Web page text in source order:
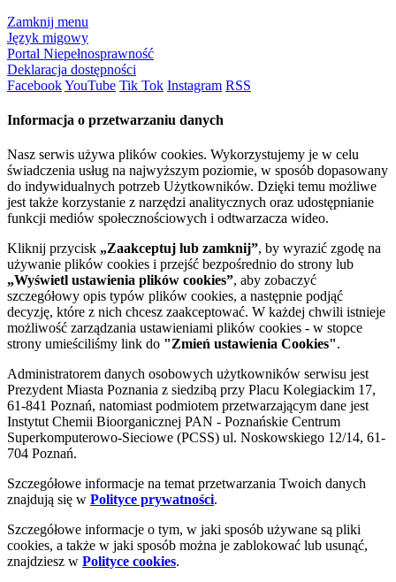
Zamknij menu
Język migowy
Portal Niepełnosprawność
Deklaracja dostępności
FacebookYouTube Tik Tok Instagram RSS
Informacja o przetwarzaniu danych
Nasz serwis używa plików cookies. Wykorzystujemy je w celu
świadczenia usług na najwyższym poziomie, w sposób dopasowany
do indywidualnych potrzeb Użytkowników. Dzięki temu możliwe
jest także korzystanie z narzędzi analitycznych oraz udostępnianie
funkcji mediów społecznościowych i odtwarzacza wideo.
Kliknij przycisk „Zaakceptuj lub zamknij”, by wyrazić zgodę na
używanie plików cookies i przejść bezpośrednio do strony lub
„Wyświetl ustawienia plików cookies”, aby zobaczyć
szczegółowy opis typów plików cookies, a następnie podjąć
decyzję, które z nich chcesz zaakceptować. W każdej chwili istnieje
możliwość zarządzania ustawieniami plików cookies - w stopce
strony umieściliśmy link do "Zmień ustawienia Cookies".
Administratorem danych osobowych użytkowników serwisu jest
Prezydent Miasta Poznania z siedzibą przy Placu Kolegiackim 17,
61-841 Poznań, natomiast podmiotem przetwarzającym dane jest
Instytut Chemii Bioorganicznej PAN - Poznańskie Centrum
Superkomputerowo-Sieciowe (PCSS) ul. Noskowskiego 12/14, 61-
704 Poznań.
Szczegółowe informacje na temat przetwarzania Twoich danych
znajdują się w Polityce prywatności.
Szczegółowe informacje o tym, w jaki sposób używane są pliki
cookies, a także w jaki sposób można je zablokować lub usunąć,
znajdziesz w Polityce cookies.